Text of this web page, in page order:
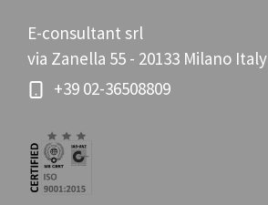
E-consultant srl
via Zanella 55 - 20133 Milano Italy
+39 02-36508809